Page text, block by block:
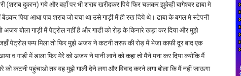
दुकान) गये और वहाँ पर भी शराब खरीदकर पिये फिर चलकर झुकेही बागेश्वर ढाबा मे
पिया आधा पाव शराब जो बचा था उसे गाड़ी में ही रख दिये थे। ढाबा के बगल मे स्टेपनी
बोला गाड़ी में पेट्रोल नहीं है और गाडी को रोड़ के किनारे खड़ा कर दिया और मुझे
पेट्रोल पम्प मिला तो फिर मुझे अजय ने कटनी तरफ की रोड़ में भेजा काफी दूर बाद एक
व गाड़ी में डाला फिर मेरे को अजय ने पानी लाने को कहा तो मैने मना कर दिया क्योकि मैं
कटनी पहुंचाओ तब वह मुझे गाली देने लगा और विवाद करने लगा बोला कि मैं नहीं जाऊगा